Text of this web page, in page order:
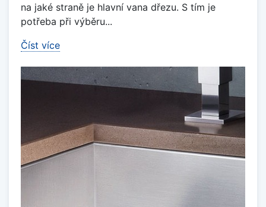
na jaké straně je hlavní vana dřezu. S tím je
potřeba při výběru...
Číst více